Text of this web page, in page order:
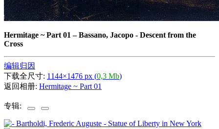
Hermitage ~ Part 01 –Bassano, Jacopo - Descent from the
Cross
编辑归因
下载全尺寸: 1144×1476 px (0,3 Mb)
返回相册: Hermitage ~ Part 01
专辑: